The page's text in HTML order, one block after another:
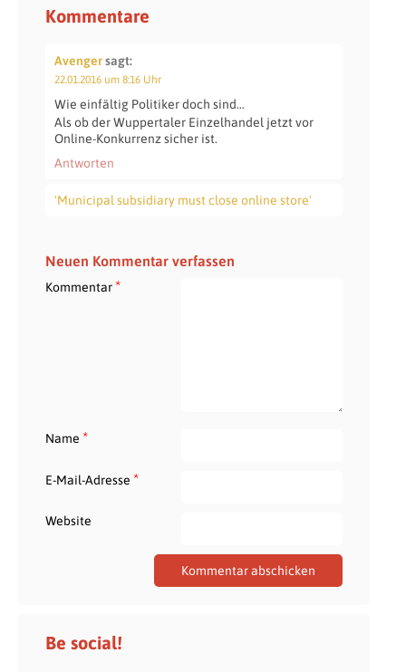
Kommentare
Avengersagt:
22.01.2016 um 8:16 Uhr
Wie einfältig Politiker doch sind…
Als ob der Wuppertaler Einzelhandel jetzt vor
Online-Konkurrenz sicher ist.
Antworten
'Municipal subsidiary must close online store'
Neuen Kommentar verfassen
Kommentar*
Name *
E-Mail-Adresse *
Website
Be social!